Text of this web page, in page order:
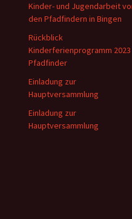
Kinder- und Jugendarbeit
den Pfadfindern in Bingen
Rückblick
Kinderferienprogramm 2023
Pfadfinder
Einladung zur
Hauptversammlung
Einladung zur
Hauptversammlung